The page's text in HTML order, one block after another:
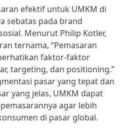
efektif untuk UMKM di
sebatas pada brand
Menurut Philip Kotler,
ternama, “Pemasaran
faktor-faktor
targeting, dan positioning.”
pasar yang tepat dan
yang jelas, UMKM dapat
agar lebih
di pasar global.